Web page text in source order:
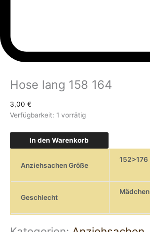
Hose lang 158 164
3,00 €
Verfügbarkeit: 1 vorrätig
In den Warenkorb
Anziehsachen Größe
152>176
Geschlecht
Mädchen